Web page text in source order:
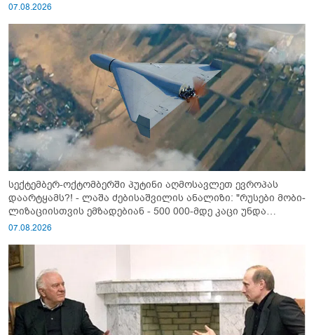
07.08.2026
სექტემბერ-ოქტომბერში პუტინი აღმოსავლეთ ევროპას
დაარტყამს?! - ლაშა ძებისაშვილის ანალიზი: "რუსები მობი­
ლიზაციისთვის ემზადებიან - 500 000-მდე კაცი უნდა
გაიწვიონ ომში"
07.08.2026